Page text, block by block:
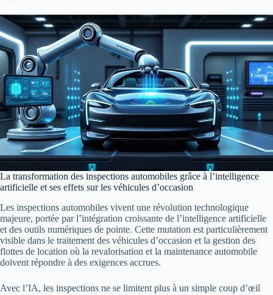
La transformation des inspections automobiles grâce à l’intelligence
artificielle et ses effets sur les véhicules d’occasion
Les inspections automobiles vivent une révolution technologique
majeure, portée par l’intégration croissante de l’intelligence artificielle
et des outils numériques de pointe. Cette mutation est particulièrement
visible dans le traitement des véhicules d’occasion et la gestion des
flottes de location où la revalorisation et la maintenance automobile
doivent répondre à des exigences accrues.
Avec l’IA, les inspections ne se limitent plus à un simple coup d’œil